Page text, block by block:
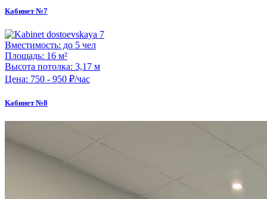
Кабинет №7
Вместимость: до 5 чел
Площадь: 16 м²
Высота потолка: 3,17 м
Цена: 750 - 950 ₽/час
Кабинет №8